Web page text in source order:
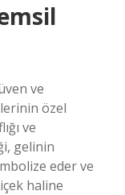
ve
özel
ve
gelinin
eder ve
haline